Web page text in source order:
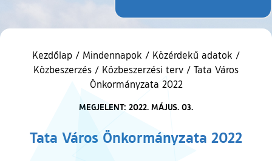
Kezdőlap / Mindennapok / Közérdekű adatok /
Közbeszerzés / Közbeszerzési terv / Tata Város
Önkormányzata 2022
MEGJELENT: 2022. MÁJUS. 03.
Tata Város Önkormányzata 2022